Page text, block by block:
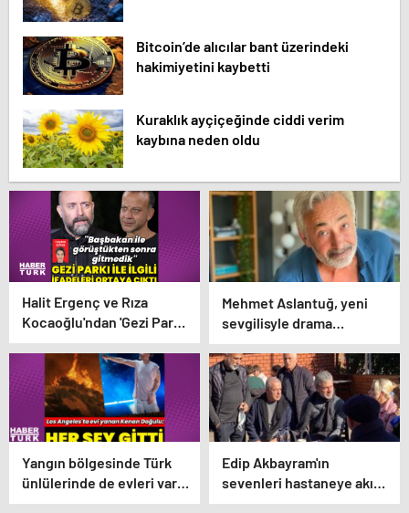
Bitcoin’de alıcılar bant üzerindeki
hakimiyetini kaybetti
Kuraklık ayçiçeğinde ciddi verim
kaybına neden oldu
Halit Ergenç ve Rıza
Kocaoğlu'ndan 'Gezi Parkı'
ifadesi – Magazin
haberleri
Mehmet Aslantuğ, yeni
sevgilisyle drama
çalışmalarında tanıştı –
Magazin haberleri
Yangın bölgesinde Türk
ünlülerinde de evleri var –
Magazin haberleri
Edip Akbayram'ın
sevenleri hastaneye akın
ediyor – Magazin